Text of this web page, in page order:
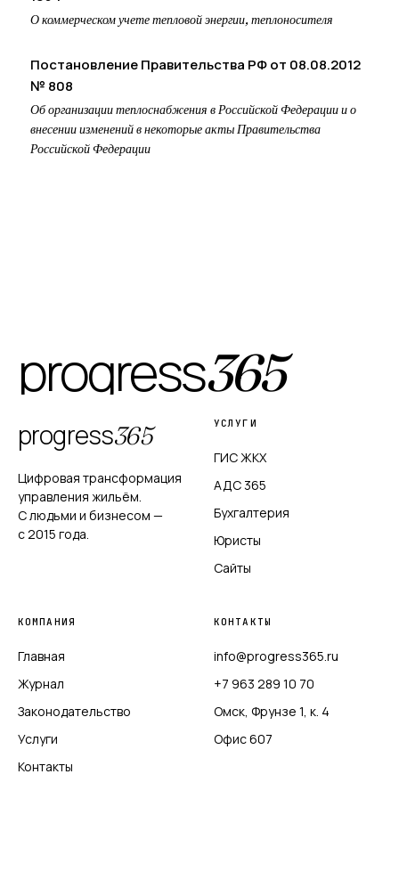
О коммерческом учете тепловой энергии, теплоносителя
Постановление Правительства РФ от 08.08.2012
№ 808
Об организации теплоснабжения в Российской Федерации и о
внесении изменений в некоторые акты Правительства
Российской Федерации
progress365
progress365
Цифровая трансформация
управления жильём.
С людьми и бизнесом —
с 2015 года.
УСЛУГИ
ГИС ЖКХ
АДС 365
Бухгалтерия
Юристы
Сайты
КОМПАНИЯ
Главная
Журнал
Законодательство
Услуги
Контакты
КОНТАКТЫ
info@progress365.ru
+7 963 289 10 70
Омск, Фрунзе 1, к. 4
Офис 607